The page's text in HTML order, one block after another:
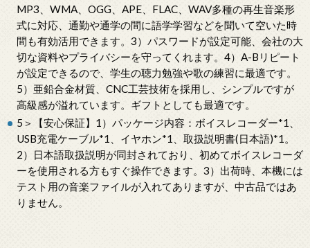
MP3、WMA、OGG、APE、FLAC、WAV多種の再生音楽形
式に対応、通勤や通学の間に語学学習などを聞いて空いた時
間も有効活用できます。3）パスワードが設定可能、会社の大
切な資料やプライバシーを守ってくれます。4）A-Bリピート
が設定できるので、学生の聴力勉強や歌の練習に最適です。
5）亜鉛合金材質、CNC工芸技術を採用し、シンプルですが
高級感が溢れています。ギフトとしても最適です。
5＞【安心保証】1）パッケージ内容：ボイスレコーダー*1、
USB充電ケーブル*1、イヤホン*1、取扱説明書(日本語)*1。
2）日本語取扱説明が同封されており、初めてボイスレコーダ
ーを使用される方もすぐ操作できます。3）出荷時、本機には
テスト用の音楽ファイルが入れてありますが、中古品ではあ
りません。